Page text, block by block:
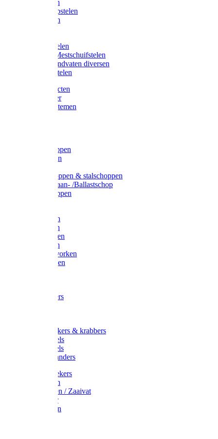
Spadestelen
Graanschopstelen
Schopstelen
Gardena stelen
Sneeuw- /Mestschuifstelen
Stelen / Handvaten diversen
Telescoopstelen
Tuin producten
Fruitplukker
Ophangsystemen
Betonschoppen
Schepbatsen
Ballastschoppen & stalschoppen
Slijtsrip Graan- /Ballastschop
Graanschoppen
Hooivorken
Mestvorken
Bietenvorken
Maisvorken
Aardappelvorken
Vijgenvorken
Tuinkrabbers
Onkruidstekers & krabbers
Hartschoffels
Ruitschoffels
Onkruidbranders
Graskantstekers
Verticuteren
Strooiwagen / Zaaivat
Grasmaaier
Grasscharen